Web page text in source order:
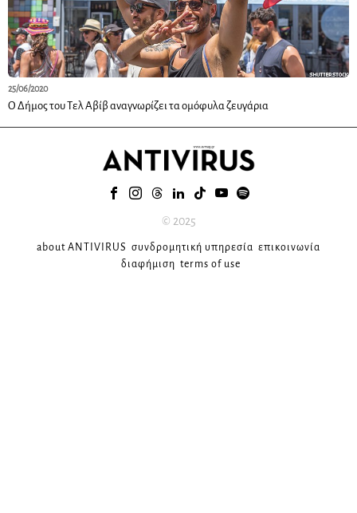
25/06/2020
Ο Δήμος του Τελ Αβίβ αναγνωρίζει τα ομόφυλα ζευγάρια
© 2025
about ANTIVIRUS συνδρομητική υπηρεσία επικοινωνία
διαφήμιση terms of use